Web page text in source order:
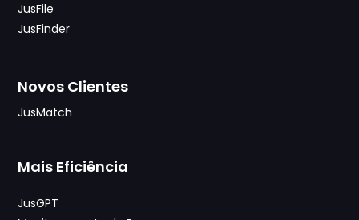
JusFile
JusFinder
Novos Clientes
JusMatch
Mais Eficiência
JusGPT